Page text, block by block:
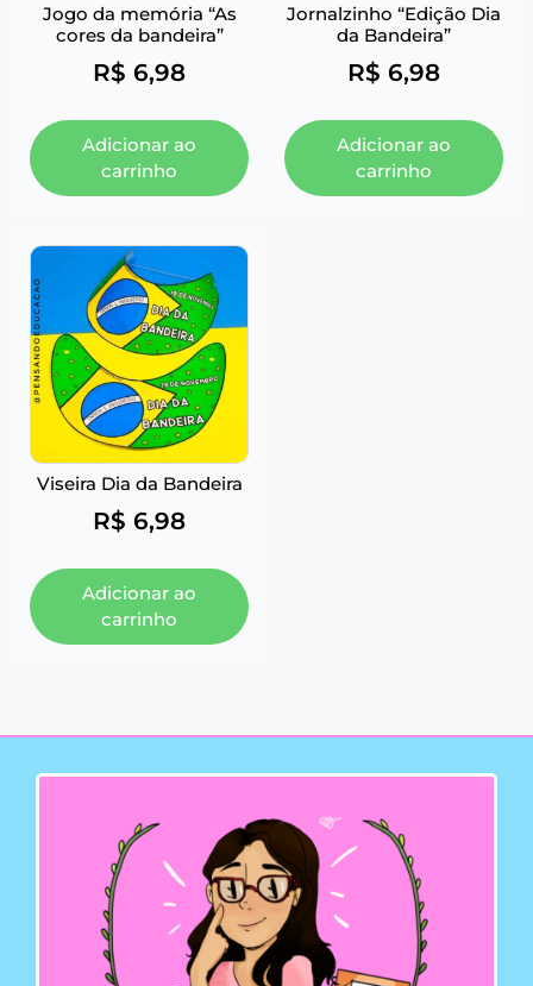
Jogo da memória “As
cores da bandeira”
R$ 6,98
Adicionar ao
carrinho
Jornalzinho “Edição Dia
da Bandeira”
R$ 6,98
Adicionar ao
carrinho
Viseira Dia da Bandeira
R$ 6,98
Adicionar ao
carrinho